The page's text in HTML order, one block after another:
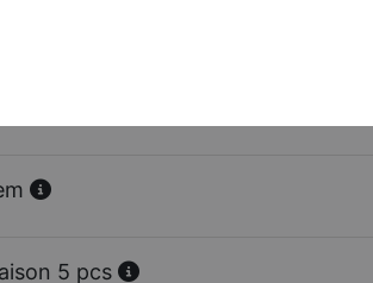
5 pcs